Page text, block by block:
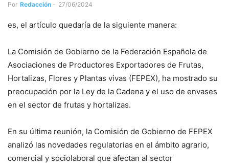
Por Redacción - 27/06/2024
es, el artículo quedaría de la siguiente manera:
La Comisión de Gobierno de la Federación Española de
Asociaciones de Productores Exportadores de Frutas,
Hortalizas, Flores y Plantas vivas (FEPEX), ha mostrado su
preocupación por la Ley de la Cadena y el uso de envases
en el sector de frutas y hortalizas.
En su última reunión, la Comisión de Gobierno de FEPEX
analizó las novedades regulatorias en el ámbito agrario,
comercial y sociolaboral que afectan al sector